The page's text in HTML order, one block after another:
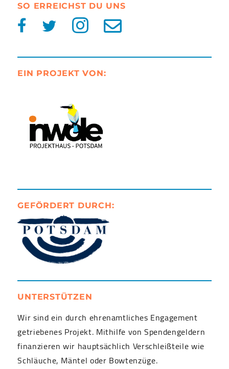
SO ERREICHST DU UNS
EIN PROJEKT VON:
GEFÖRDERT DURCH:
UNTERSTÜTZEN
Wir sind ein durch ehrenamtliches Engagement
getriebenes Projekt. Mithilfe von Spendengeldern
finanzieren wir hauptsächlich Verschleißteile wie
Schläuche, Mäntel oder Bowtenzüge.